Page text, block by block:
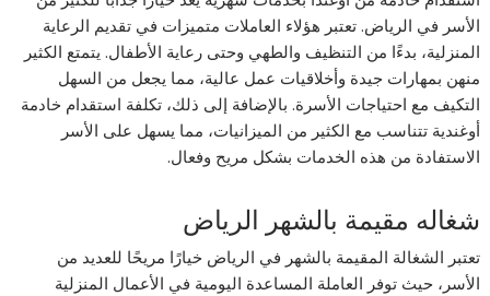
الأسر في الرياض. تعتبر هؤلاء العاملات متميزات في تقديم الرعاية
المنزلية، بدءًا من التنظيف والطهي وحتى رعاية الأطفال. يتمتع الكثير
منهن بمهارات جيدة وأخلاقيات عمل عالية، مما يجعل من السهل
التكيف مع احتياجات الأسرة. بالإضافة إلى ذلك، تكلفة استقدام خادمة
أوغندية تتناسب مع الكثير من الميزانيات، مما يسهل على الأسر
الاستفادة من هذه الخدمات بشكل مريح وفعال.
شغاله مقيمة بالشهر الرياض
تعتبر الشغالة المقيمة بالشهر في الرياض خيارًا مريحًا للعديد من
الأسر، حيث توفر العاملة المساعدة اليومية في الأعمال المنزلية